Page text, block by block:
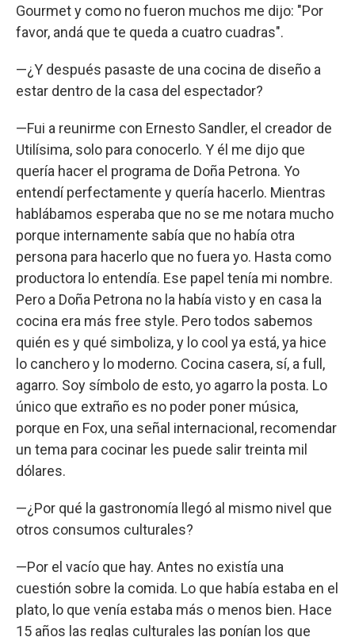
Gourmet y como no fueron muchos me dijo: "Por
favor, andá que te queda a cuatro cuadras".
—¿Y después pasaste de una cocina de diseño a
estar dentro de la casa del espectador?
—Fui a reunirme con Ernesto Sandler, el creador de
Utilísima, solo para conocerlo. Y él me dijo que
quería hacer el programa de Doña Petrona. Yo
entendí perfectamente y quería hacerlo. Mientras
hablábamos esperaba que no se me notara mucho
porque internamente sabía que no había otra
persona para hacerlo que no fuera yo. Hasta como
productora lo entendía. Ese papel tenía mi nombre.
Pero a Doña Petrona no la había visto y en casa la
cocina era más free style. Pero todos sabemos
quién es y qué simboliza, y lo cool ya está, ya hice
lo canchero y lo moderno. Cocina casera, sí, a full,
agarro. Soy símbolo de esto, yo agarro la posta. Lo
único que extraño es no poder poner música,
porque en Fox, una señal internacional, recomendar
un tema para cocinar les puede salir treinta mil
dólares.
—¿Por qué la gastronomía llegó al mismo nivel que
otros consumos culturales?
—Por el vacío que hay. Antes no existía una
cuestión sobre la comida. Lo que había estaba en el
plato, lo que venía estaba más o menos bien. Hace
15 años las reglas culturales las ponían los que